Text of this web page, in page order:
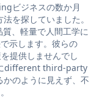
ビジネスの数か月
を探していました。
、軽量で人間工学に
示します。彼らの
提供しませんでし
different third-party
のように見えず、不